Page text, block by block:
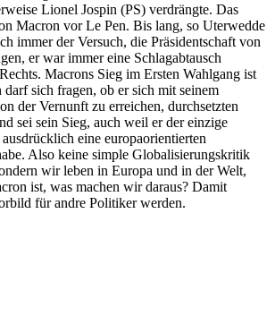
Lionel Jospin (PS) verdrängte. Das
Macron vor Le Pen. Bis lang, so Uterwedde
immer der Versuch, die Präsidentschaft von
er war immer eine Schlagabtausch
Macrons Sieg im Ersten Wahlgang ist
sich fragen, ob er sich mit seinem
der Vernunft zu erreichen, durchsetzten
sei sein Sieg, auch weil er der einzige
eine europaorientierten
Also keine simple Globalisierungskritik
wir leben in Europa und in der Welt,
ist, was machen wir daraus? Damit
für andre Politiker werden.